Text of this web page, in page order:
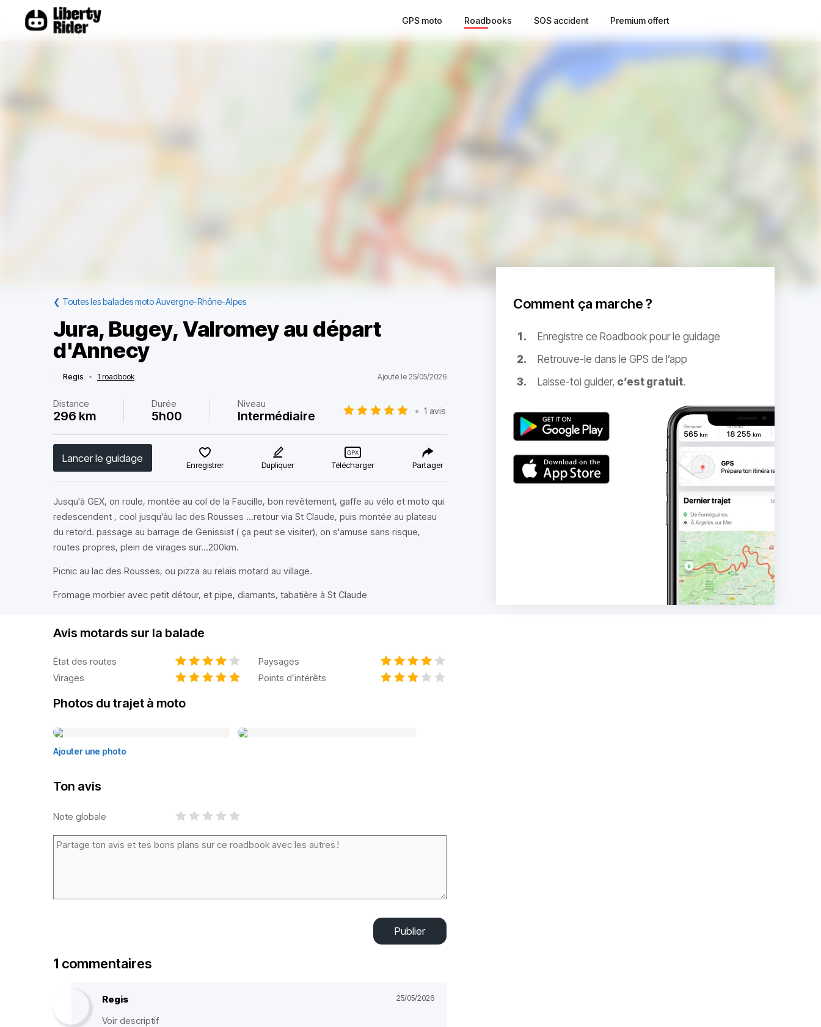
GPS moto Roadbooks SOS accident Premium offert
❮ Toutes les balades moto Auvergne-Rhône-Alpes
Jura, Bugey, Valromey au départ
d'Annecy
Regis • 1 roadbook Ajouté le 25/05/2026
Distance
296 km
Durée
5h00
Niveau
Intermédiaire • 1 avis
Lancer le guidage
Enregistrer Dupliquer Télécharger Partager
Jusqu'à GEX, on roule, montée au col de la Faucille, bon revêtement, gaffe au vélo et moto qui
redescendent , cool jusqu'àu lac des Rousses ...retour via St Claude, puis montée au plateau
du retord. passage au barrage de Genissiat ( ça peut se visiter), on s'amuse sans risque,
routes propres, plein de virages sur...200km.
Picnic au lac des Rousses, ou pizza au relais motard au village.
Fromage morbier avec petit détour, et pipe, diamants, tabatière à St Claude
Comment ça marche ?
Enregistre ce Roadbook pour le guidage
Retrouve-le dans le GPS de l’app
Laisse-toi guider, c’est gratuit.
Avis motards sur la balade
État des routes
Paysages
Virages
Points d’intérêts
Photos du trajet à moto
Ajouter une photo
Ton avis
Note globale
Publier
1 commentaires
Regis 25/05/2026
Voir descriptif